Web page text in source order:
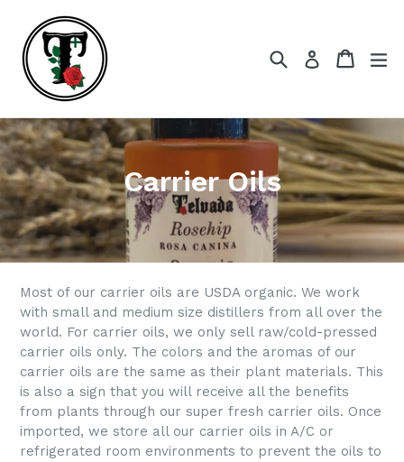
content
SearchLog in Cart
Cart
Carrier Oils
Most of our carrier oils are USDA organic. We work
with small and medium size distillers from all over the
world. For carrier oils, we only sell raw/cold-pressed
carrier oils only. The colors and the aromas of our
carrier oils are the same as their plant materials. This
is also a sign that you will receive all the benefits
from plants through our super fresh carrier oils. Once
imported, we store all our carrier oils in A/C or
refrigerated room environments to prevent the oils to